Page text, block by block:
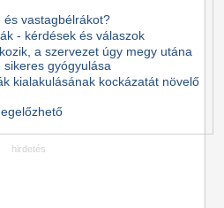
és vastagbélrákot?
- kérdések és válaszok
a szervezet úgy megy utána
gyógyulása
kialakulásának kockázatát növelő
hirdetés